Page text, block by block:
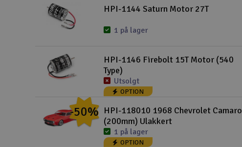
Motor & tilbehør
Radioutstyr
Raketter
Smarthjem, lek & hobby
Solenergi
Sparkesykler & elkjøretøy
HPI-1144 Saturn Motor 27T
1 på lager
OPTION
HPI-1146 Firebolt 15T Motor (540
Type)
Utsolgt
OPTION
-50% HPI-118010 1968 Chevrolet Camaro
(200mm) Ulakkert
1 på lager